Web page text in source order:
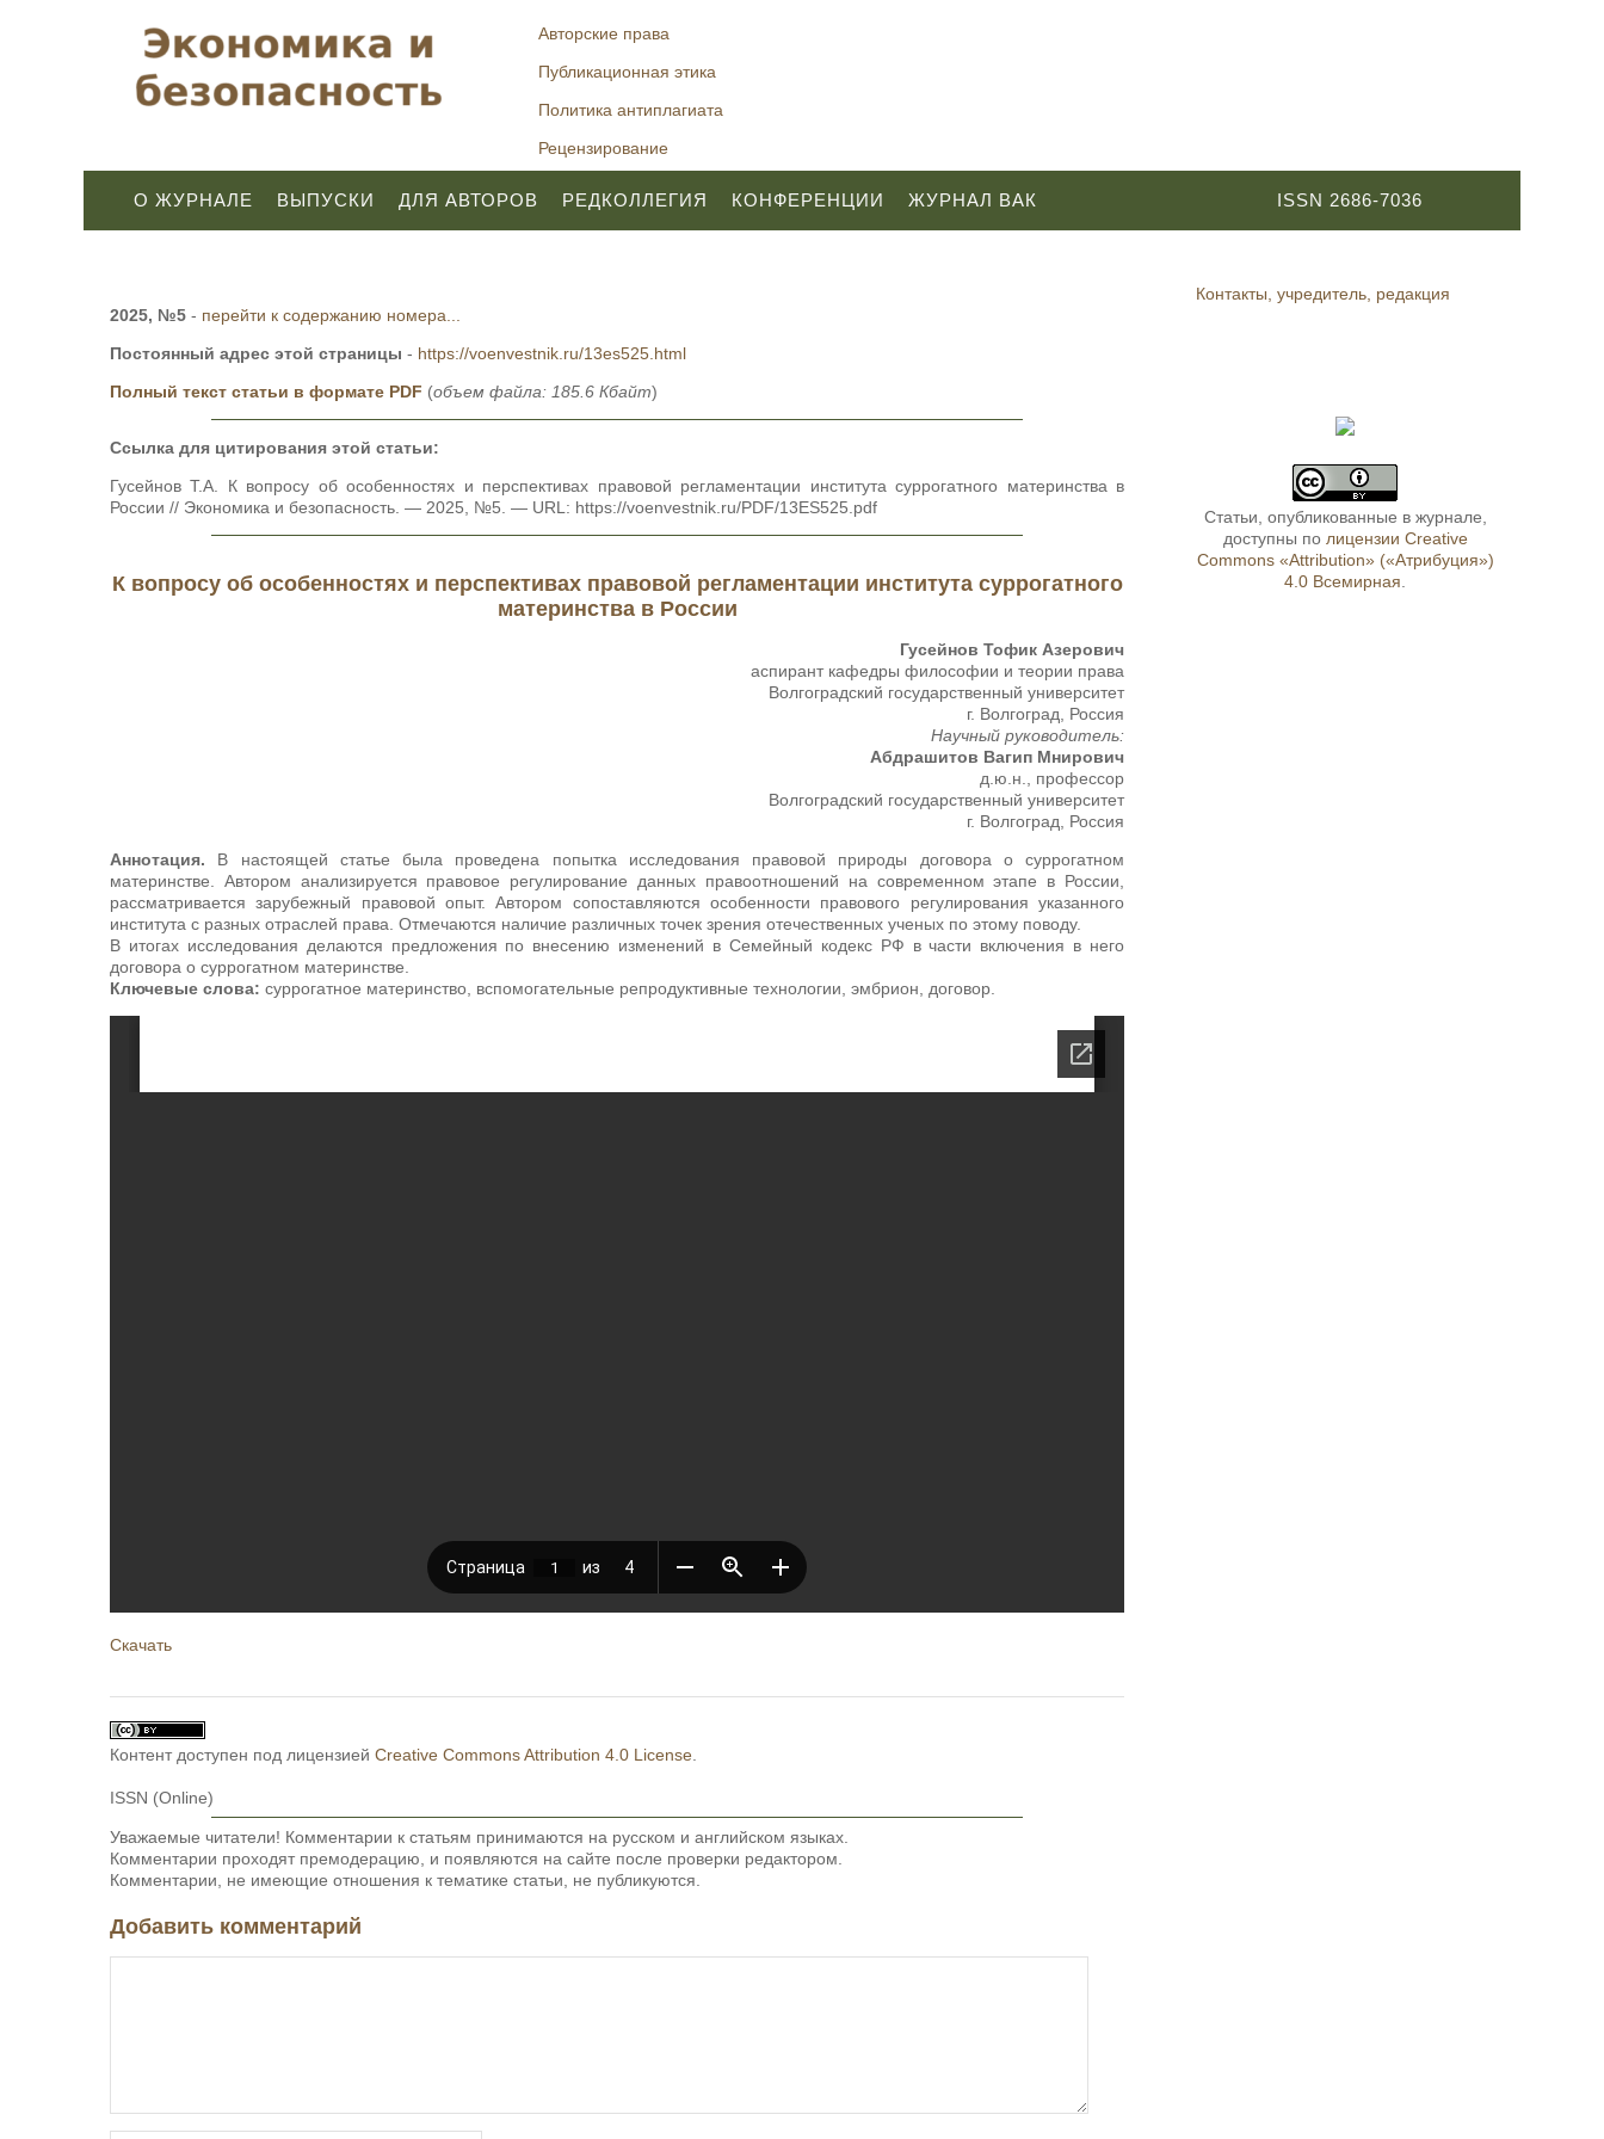
Авторские права
Публикационная этика
Политика антиплагиата
Рецензирование
ISSN 2686-7036
О ЖУРНАЛЕ ВЫПУСКИ ДЛЯ АВТОРОВ РЕДКОЛЛЕГИЯ КОНФЕРЕНЦИИ ЖУРНАЛ ВАК
2025, №5 - перейти к содержанию номера...
Постоянный адрес этой страницы - https://voenvestnik.ru/13es525.html
Полный текст статьи в формате PDF (объем файла: 185.6 Кбайт)
Ссылка для цитирования этой статьи:
Гусейнов Т.А. К вопросу об особенностях и перспективах правовой регламентации института суррогатного материнства в
России // Экономика и безопасность. — 2025, №5. — URL: https://voenvestnik.ru/PDF/13ES525.pdf
К вопросу об особенностях и перспективах правовой регламентации института суррогатного
материнства в России
Гусейнов Тофик Азерович
аспирант кафедры философии и теории права
Волгоградский государственный университет
г. Волгоград, Россия
Научный руководитель:
Абдрашитов Вагип Мнирович
д.ю.н., профессор
Волгоградский государственный университет
г. Волгоград, Россия
Аннотация. В настоящей статье была проведена попытка исследования правовой природы договора о суррогатном
материнстве. Автором анализируется правовое регулирование данных правоотношений на современном этапе в России,
рассматривается зарубежный правовой опыт. Автором сопоставляются особенности правового регулирования указанного
института с разных отраслей права. Отмечаются наличие различных точек зрения отечественных ученых по этому поводу.
В итогах исследования делаются предложения по внесению изменений в Семейный кодекс РФ в части включения в него
договора о суррогатном материнстве.
Ключевые слова: суррогатное материнство, вспомогательные репродуктивные технологии, эмбрион, договор.
Скачать
Контент доступен под лицензией Creative Commons Attribution 4.0 License
ISSN (Online)
Уважаемые читатели! Комментарии к статьям принимаются на русском и английском языках.
Комментарии проходят премодерацию, и появляются на сайте после проверки редактором.
Комментарии, не имеющие отношения к тематике статьи, не публикуются.
Добавить комментарий
Контакты, учредитель, редакция
Статьи, опубликованные в журнале,
доступны по лицензии Creative
Commons «Attribution» («Атрибуция»)
4.0 Всемирная